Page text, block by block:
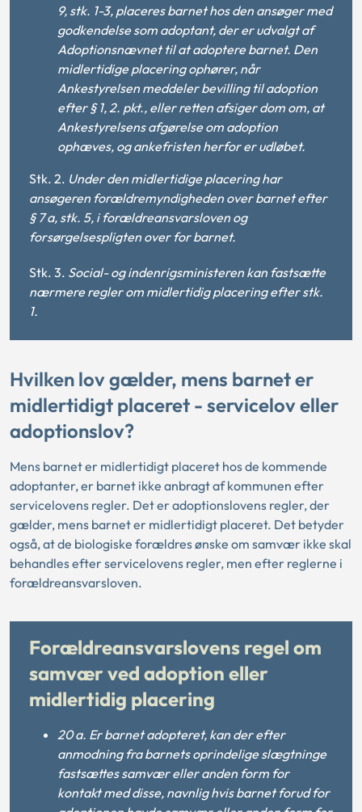
9, stk. 1-3, placeres barnet hos den ansøger med
godkendelse som adoptant, der er udvalgt af
Adoptionsnævnet til at adoptere barnet. Den
midlertidige placering ophører, når
Ankestyrelsen meddeler bevilling til adoption
efter § 1, 2. pkt., eller retten afsiger dom om, at
Ankestyrelsens afgørelse om adoption
ophæves, og ankefristen herfor er udløbet.
Stk. 2. Under den midlertidige placering har
ansøgeren forældremyndigheden over barnet efter
§ 7 a, stk. 5, i forældreansvarsloven og
forsørgelsespligten over for barnet.
Stk. 3. Social- og indenrigsministeren kan fastsætte
nærmere regler om midlertidig placering efter stk.
1.
Hvilken lov gælder, mens barnet er
midlertidigt placeret - servicelov eller
adoptionslov?
Mens barnet er midlertidigt placeret hos de kommende
adoptanter, er barnet ikke anbragt af kommunen efter
servicelovens regler. Det er adoptionslovens regler, der
gælder, mens barnet er midlertidigt placeret. Det betyder
også, at de biologiske forældres ønske om samvær ikke skal
behandles efter servicelovens regler, men efter reglerne i
forældreansvarsloven.
Forældreansvarslovens regel om
samvær ved adoption eller
midlertidig placering
20 a. Er barnet adopteret, kan der efter
anmodning fra barnets oprindelige slægtninge
fastsættes samvær eller anden form for
kontakt med disse, navnlig hvis barnet forud for